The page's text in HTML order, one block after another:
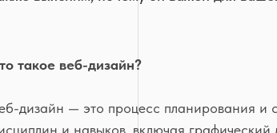
такое веб-дизайн?
дизайн — это процесс планирования и
и навыков, включая